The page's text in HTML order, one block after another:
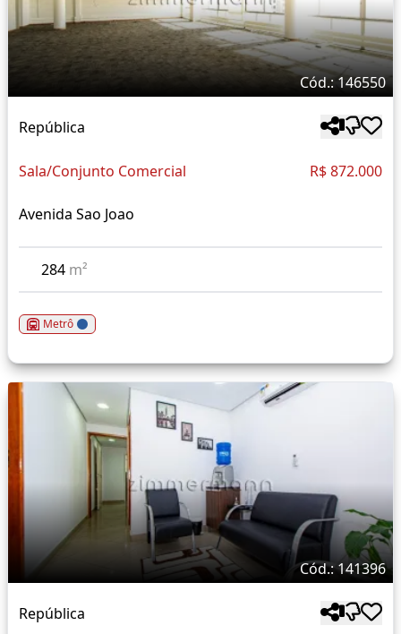
Cód.: 146550
República
Sala/Conjunto Comercial R$ 872.000
Avenida Sao Joao
284 m²
Metrô
Cód.: 141396
República